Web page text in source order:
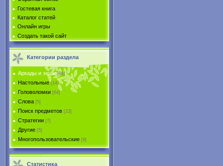
Гостевая книга
Каталог статей
Онлайн игры
Создать такой сайт
Категории раздела
Аркады и экшн [86]
Настольные [14]
Головоломки [64]
Слова [5]
Поиск предметов [23]
Стратегии [7]
Другие [5]
Многопользовательские [9]
Статистика